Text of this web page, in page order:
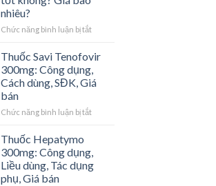
Giá
nhiêu?
ở
đâu?
nhiêu?
Chức năng bình luận bị tắtở
uống
cường
sức
kháng
không?
Giá
Thuốc Savi Tenofovir
300mg: Công dụng,
Cách dùng, SĐK, Giá
bán
Chức năng bình luận bị tắtở
300mg:
Công
Thuốc Hepatymo
300mg: Công dụng,
Liều dùng, Tác dụng
phụ, Giá bán